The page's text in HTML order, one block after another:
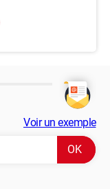
Voir un exemple